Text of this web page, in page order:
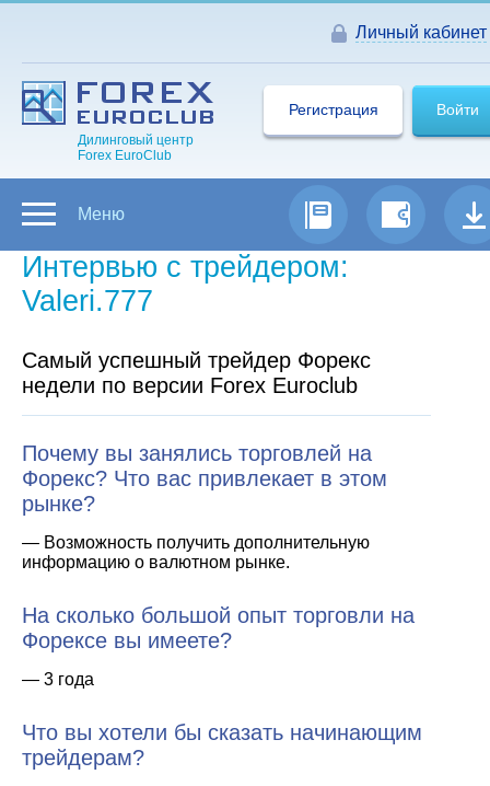
Личный кабинет
Дилинговый центр
Forex EuroClub
Войти
Регистрация
Меню
Интервью с трейдером:
Valeri.777
Самый успешный трейдер Форекс
недели по версии Forex Euroclub
Почему вы занялись торговлей на
Форекс? Что вас привлекает в этом
рынке?
— Возможность получить дополнительную
информацию о валютном рынке.
На сколько большой опыт торговли на
Форексе вы имеете?
— 3 года
Что вы хотели бы сказать начинающим
трейдерам?